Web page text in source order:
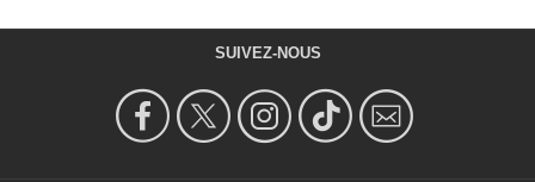
SUIVEZ-NOUS